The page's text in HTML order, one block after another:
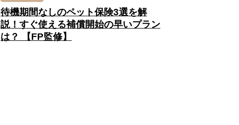
待機期間なしのペット保険3選を解
説！すぐ使える補償開始の早いプラン
は？ 【FP監修】